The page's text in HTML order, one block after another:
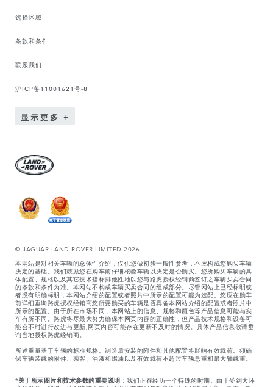
选择区域
条款和条件
联系我们
沪ICP备11001621号-8
显示更多
© JAGUAR LAND ROVER LIMITED 2026
本网站是对相关车辆的总体性介绍，仅供您做初步一般性参考，不应构成您购买车辆
决定的基础。我们鼓励您在购车前仔细核验车辆以决定是否购买。您所购买车辆的具
体配置、规格以及其它技术指标排他性地以您与路虎授权经销商签订之车辆买卖合同
的条款和条件为准。本网站不构成车辆买卖合同的组成部分。尽管网站上已经标明或
者没有明确标明，本网站介绍的配置或者照片中所示的配置可能为选配。您应在购车
前详细垂询路虎授权经销商您所要购买的车辆是否具备本网站介绍的配置或者照片中
所示的配置。由于所在市场不同，本网站上的信息、规格和颜色等产品信息可能与实
车有所不同。路虎将尽最大努力确保本网页内容的正确性，但产品技术规格和设备可
能会不时进行改进与更新,网页内容可能存在更新不及时的情况。具体产品信息敬请垂
询当地授权路虎经销商。
所述重量基于车辆的标准规格。制造后安装的附件和其他配置将影响有效载荷。须确
保车辆装载的附件、乘客、油液和燃油以及有效载荷不超过车辆总重和最大轴载重。
*关于所示图片和技术参数的重要说明： 我们正在经历一个特殊的时期。由于受到大环